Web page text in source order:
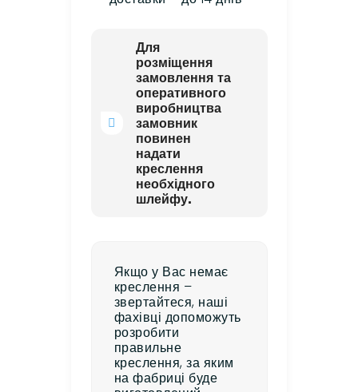
Для
розміщення
замовлення та
оперативного
виробництва
замовник
повинен
надати
креслення
необхідного
шлейфу.
Якщо у Вас немає
креслення –
звертайтеся, наші
фахівці допоможуть
розробити
правильне
креслення, за яким
на фабриці буде